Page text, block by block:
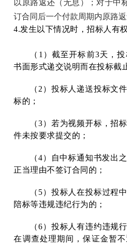
以原路返还（无息）；对于中
订合同后一个付款周期内原路返
4.发生以下情况时，招标人有
（1）截至开标前3天，
书面形式递交说明而在投标截
（2）投标人递送投标文
标的；
（3）若为视频开标，招
件未按要求提交的；
（4）自中标通知书发出
正当理由不签订合同的；
（5）投标人在投标过程
陪标等违规违纪行为的；
（6）投标人有违约违规
在调查处理期间，保证金暂